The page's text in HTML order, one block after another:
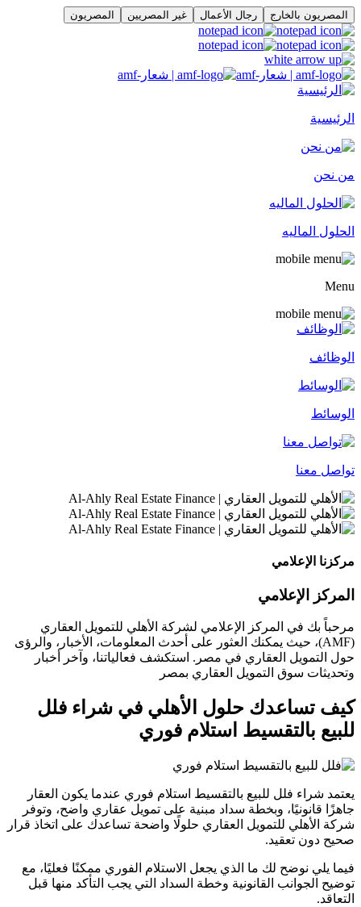
المصريون بالخارج رجال الأعمال غير المصريين المصريون
الرئيسية
من نحن
الحلول الماليه
Menu
الوظائف
الوسائط
تواصل معنا
مركزنا الإعلامي
المركز الإعلامي
مرحباً بك في المركز الإعلامي لشركة الأهلي للتمويل العقاري
(AMF)، حيث يمكنك العثور على أحدث المعلومات، الأخبار، والرؤى
حول التمويل العقاري في مصر. استكشف فعالياتنا، وآخر أخبار
وتحديثات سوق التمويل العقاري بمصر
كيف تساعدك حلول الأهلي في شراء فلل
للبيع بالتقسيط استلام فوري
يعتمد شراء فلل للبيع بالتقسيط استلام فوري عندما يكون العقار
جاهزًا قانونيًا، وبخطة سداد مبنية على تمويل عقاري واضح، وتوفر
شركة الأهلي للتمويل العقاري حلولًا واضحة تساعدك على اتخاذ قرار
صحيح دون تعقيد.
فيما يلي نوضح لك ما الذي يجعل الاستلام الفوري ممكنًا فعليًا، مع
توضيح الجوانب القانونية وخطة السداد التي يجب التأكد منها قبل
التعاقد.